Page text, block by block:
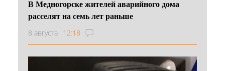
В Медногорске жителей аварийного дома
расселят на семь лет раньше
8 августа 12:18